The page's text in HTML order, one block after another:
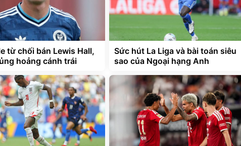
từ chối bán Lewis Hall,
hoảng cánh trái
Sức hút La Liga và bài toán siêu
sao của Ngoại hạng Anh